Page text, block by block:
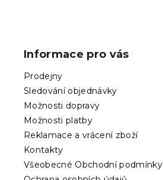
Informace pro vás
Prodejny
Sledování objednávky
Možnosti dopravy
Možnosti platby
Reklamace a vrácení zboží
Kontakty
Všeobecné Obchodní podmínky